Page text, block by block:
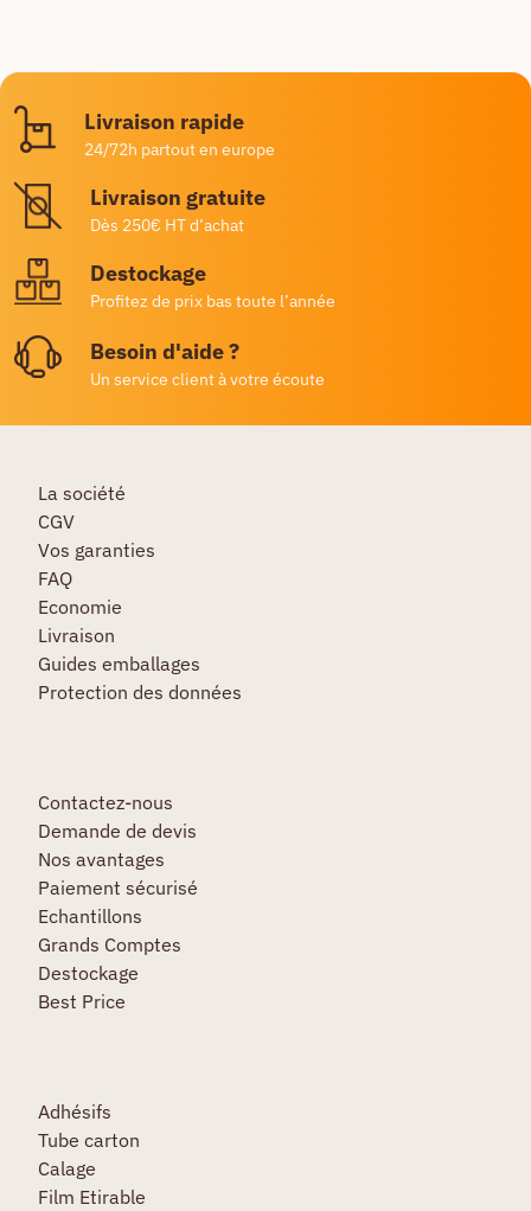
Livraison rapide
24/72h partout en europe
Livraison gratuite
Dès 250€ HT d’achat
Destockage
Profitez de prix bas toute l’année
Besoin d'aide ?
Un service client à votre écoute
La société
CGV
Vos garanties
FAQ
Economie
Livraison
Guides emballages
Protection des données
Contactez-nous
Demande de devis
Nos avantages
Paiement sécurisé
Echantillons
Grands Comptes
Destockage
Best Price
Adhésifs
Tube carton
Calage
Film Etirable